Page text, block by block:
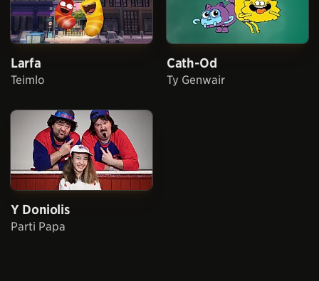
Larfa
Teimlo
Cath-Od
Ty Genwair
Y Doniolis
Parti Papa